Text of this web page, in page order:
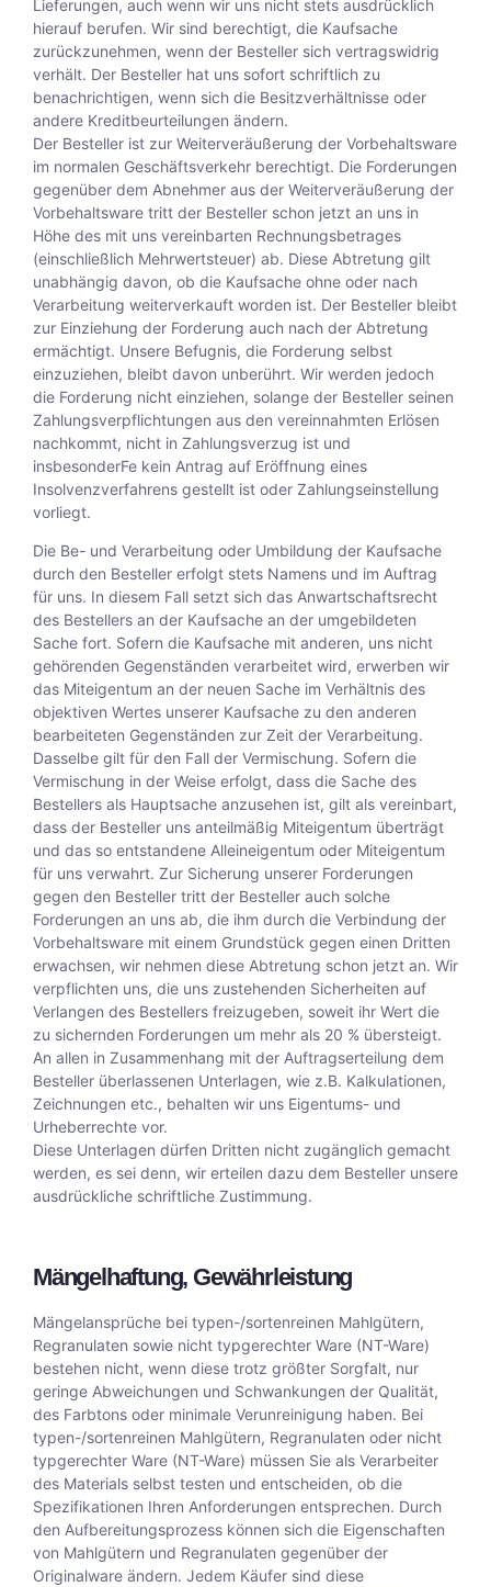
Lieferungen, auch wenn wir uns nicht stets ausdrücklich
hierauf berufen. Wir sind berechtigt, die Kaufsache
zurückzunehmen, wenn der Besteller sich vertragswidrig
verhält. Der Besteller hat uns sofort schriftlich zu
benachrichtigen, wenn sich die Besitzverhältnisse oder
andere Kreditbeurteilungen ändern.
Der Besteller ist zur Weiterveräußerung der Vorbehaltsware
im normalen Geschäftsverkehr berechtigt. Die Forderungen
gegenüber dem Abnehmer aus der Weiterveräußerung der
Vorbehaltsware tritt der Besteller schon jetzt an uns in
Höhe des mit uns vereinbarten Rechnungsbetrages
(einschließlich Mehrwertsteuer) ab. Diese Abtretung gilt
unabhängig davon, ob die Kaufsache ohne oder nach
Verarbeitung weiterverkauft worden ist. Der Besteller bleibt
zur Einziehung der Forderung auch nach der Abtretung
ermächtigt. Unsere Befugnis, die Forderung selbst
einzuziehen, bleibt davon unberührt. Wir werden jedoch
die Forderung nicht einziehen, solange der Besteller seinen
Zahlungsverpflichtungen aus den vereinnahmten Erlösen
nachkommt, nicht in Zahlungsverzug ist und
insbesonderFe kein Antrag auf Eröffnung eines
Insolvenzverfahrens gestellt ist oder Zahlungseinstellung
vorliegt.
Die Be- und Verarbeitung oder Umbildung der Kaufsache
durch den Besteller erfolgt stets Namens und im Auftrag
für uns. In diesem Fall setzt sich das Anwartschaftsrecht
des Bestellers an der Kaufsache an der umgebildeten
Sache fort. Sofern die Kaufsache mit anderen, uns nicht
gehörenden Gegenständen verarbeitet wird, erwerben wir
das Miteigentum an der neuen Sache im Verhältnis des
objektiven Wertes unserer Kaufsache zu den anderen
bearbeiteten Gegenständen zur Zeit der Verarbeitung.
Dasselbe gilt für den Fall der Vermischung. Sofern die
Vermischung in der Weise erfolgt, dass die Sache des
Bestellers als Hauptsache anzusehen ist, gilt als vereinbart,
dass der Besteller uns anteilmäßig Miteigentum überträgt
und das so entstandene Alleineigentum oder Miteigentum
für uns verwahrt. Zur Sicherung unserer Forderungen
gegen den Besteller tritt der Besteller auch solche
Forderungen an uns ab, die ihm durch die Verbindung der
Vorbehaltsware mit einem Grundstück gegen einen Dritten
erwachsen, wir nehmen diese Abtretung schon jetzt an. Wir
verpflichten uns, die uns zustehenden Sicherheiten auf
Verlangen des Bestellers freizugeben, soweit ihr Wert die
zu sichernden Forderungen um mehr als 20 % übersteigt.
An allen in Zusammenhang mit der Auftragserteilung dem
Besteller überlassenen Unterlagen, wie z.B. Kalkulationen,
Zeichnungen etc., behalten wir uns Eigentums- und
Urheberrechte vor.
Diese Unterlagen dürfen Dritten nicht zugänglich gemacht
werden, es sei denn, wir erteilen dazu dem Besteller unsere
ausdrückliche schriftliche Zustimmung.
Mängelhaftung, Gewährleistung
Mängelansprüche bei typen-/sortenreinen Mahlgütern,
Regranulaten sowie nicht typgerechter Ware (NT-Ware)
bestehen nicht, wenn diese trotz größter Sorgfalt, nur
geringe Abweichungen und Schwankungen der Qualität,
des Farbtons oder minimale Verunreinigung haben. Bei
typen-/sortenreinen Mahlgütern, Regranulaten oder nicht
typgerechter Ware (NT-Ware) müssen Sie als Verarbeiter
des Materials selbst testen und entscheiden, ob die
Spezifikationen Ihren Anforderungen entsprechen. Durch
den Aufbereitungsprozess können sich die Eigenschaften
von Mahlgütern und Regranulaten gegenüber der
Originalware ändern. Jedem Käufer sind diese